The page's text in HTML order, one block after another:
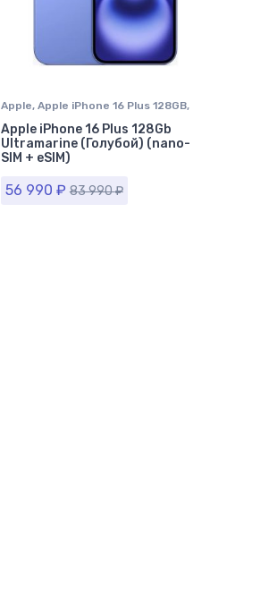
Apple, Apple iPhone 16 Plus 128GB,
iPhone 16 Plus
iPhone в Ставрополе
Apple iPhone 16 Plus 128Gb
Ultramarine (Голубой) (nano-
SIM + eSIM)
56 990 ₽ 83 990₽